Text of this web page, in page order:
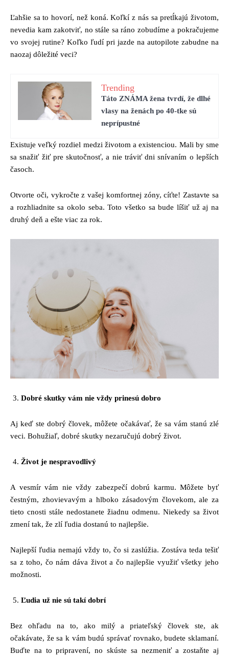
Ľahšie sa to hovorí, než koná. Koľkí z nás sa pretĺkajú životom,
nevedia kam zakotviť, no stále sa ráno zobudíme a pokračujeme
vo svojej rutine? Koľko ľudí pri jazde na autopilote zabudne na
naozaj dôležité veci?
Trending
Táto ZNÁMA žena tvrdí, že dlhé
vlasy na ženách po 40-tke sú
neprípustné
Existuje veľký rozdiel medzi životom a existenciou. Mali by sme
sa snažiť žiť pre skutočnosť, a nie tráviť dni snívaním o lepších
časoch.
Otvorte oči, vykročte z vašej komfortnej zóny, cíťte! Zastavte sa
a rozhliadnite sa okolo seba. Toto všetko sa bude líšiť už aj na
druhý deň a ešte viac za rok.
Dobré skutky vám nie vždy prinesú dobro
Aj keď ste dobrý človek, môžete očakávať, že sa vám stanú zlé
veci. Bohužiaľ, dobré skutky nezaručujú dobrý život.
Život je nespravodlivý
A vesmír vám nie vždy zabezpečí dobrú karmu. Môžete byť
čestným, zhovievavým a hlboko zásadovým človekom, ale za
tieto cnosti stále nedostanete žiadnu odmenu. Niekedy sa život
zmení tak, že zlí ľudia dostanú to najlepšie.
Najlepší ľudia nemajú vždy to, čo si zaslúžia. Zostáva teda tešiť
sa z toho, čo nám dáva život a čo najlepšie využiť všetky jeho
možnosti.
Ľudia už nie sú takí dobrí
Bez ohľadu na to, ako milý a priateľský človek ste, ak
očakávate, že sa k vám budú správať rovnako, budete sklamaní.
Buďte na to pripravení, no skúste sa nezmeniť a zostaňte aj